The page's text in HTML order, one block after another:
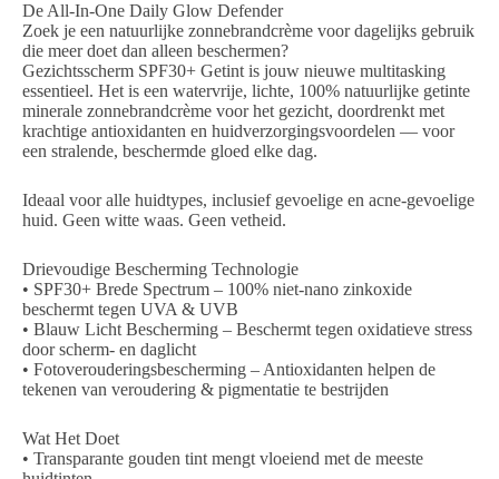
De All-In-One Daily Glow Defender
Zoek je een natuurlijke zonnebrandcrème voor dagelijks gebruik
die meer doet dan alleen beschermen?
Gezichtsscherm SPF30+ Getintis jouw nieuwe multitasking
essentieel. Het is een watervrije, lichte, 100% natuurlijke getinte
minerale zonnebrandcrème voor het gezicht, doordrenkt met
krachtige antioxidanten en huidverzorgingsvoordelen — voor
een stralende, beschermde gloed elke dag.
Ideaal voor alle huidtypes, inclusief gevoelige en acne-gevoelige
huid. Geen witte waas. Geen vetheid.
Drievoudige Bescherming Technologie
• SPF30+ Brede Spectrum – 100% niet-nano zinkoxide
beschermt tegen UVA & UVB
• Blauw Licht Bescherming – Beschermt tegen oxidatieve stress
door scherm- en daglicht
• Fotoverouderingsbescherming – Antioxidanten helpen de
tekenen van veroudering & pigmentatie te bestrijden
Wat Het Doet
• Transparante gouden tint mengt vloeiend met de meeste